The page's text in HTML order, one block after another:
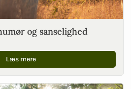
og sanselighed
Læs mere